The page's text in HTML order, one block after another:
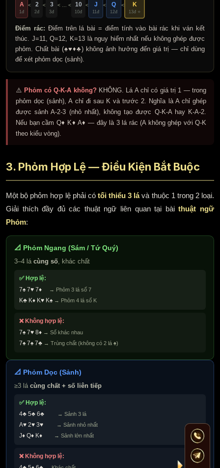
A
1đ
< 2
2đ
< 3
3đ
< … < 10
10đ
< J
11đ
< Q
12đ
< K
13đ ⭐
Điểm rác: Điểm trên lá bài = điểm tính vào bài rác khi ván kết
thúc. J=11, Q=12, K=13 là nguy hiểm nhất nếu không ghép được
phỏm. Chất bài (♠♥♦♣) không ảnh hưởng đến giá trị — chỉ dùng
để xét phỏm dọc (sảnh).
⚠️ Phỏm có Q-K-A không?KHÔNG. Lá A chỉ có giá trị 1 — trong
phỏm dọc (sảnh), A chỉ đi sau K và trước 2. Nghĩa là A chỉ ghép
được sảnh A-2-3 (nhỏ nhất), không tạo được Q-K-A hay K-A-2.
Nếu bạn cầm Q♦ K♦ A♦ — đây là 3 lá rác (A không ghép với Q-K
theo kiểu vòng).
3. Phỏm Hợp Lệ — Điều Kiện Bắt Buộc
Một bộ phỏm hợp lệ phải có tối thiểu 3 lávà thuộc 1 trong 2 loại.
Giải thích đầy đủ các thuật ngữ liên quan tại bàithuật ngữ
Phỏm:
📐 Phỏm Ngang (Sám / Tứ Quý)
3–4 lá cùng số, khác chất
✅ Hợp lệ:
7♠ 7♥ 7♦
→ Phỏm 3 lá số 7
K♣ K♦ K♥ K♠ → Phỏm 4 lá số K
❌ Không hợp lệ:
7♠ 7♥ 8♦ → Số khác nhau
7♠ 7♠ 7♣ → Trùng chất (không có 2 lá ♠)
📐 Phỏm Dọc (Sảnh)
≥3 lá cùng chất + số liên tiếp
✅ Hợp lệ:
4♣ 5♣ 6♣
→ Sảnh 3 lá
A♥ 2♥ 3♥ → Sảnh nhỏ nhất
J♦ Q♦ K♦ → Sảnh lớn nhất
❌ Không hợp lệ: